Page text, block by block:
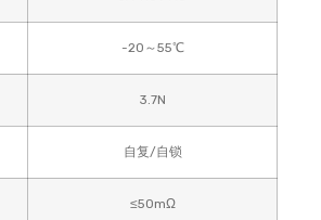
-20～55℃
3.7N
自复/自锁
≤50mΩ